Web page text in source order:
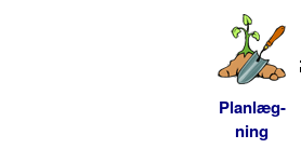
Planlæg-
ning